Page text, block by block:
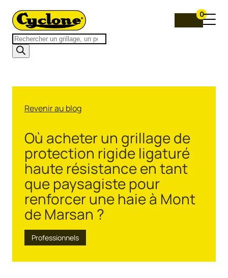
Recherche
de
produits
0
Revenir au blog
Où acheter un grillage de
protection rigide ligaturé
haute résistance en tant
que paysagiste pour
renforcer une haie à Mont
de Marsan ?
Professionnels